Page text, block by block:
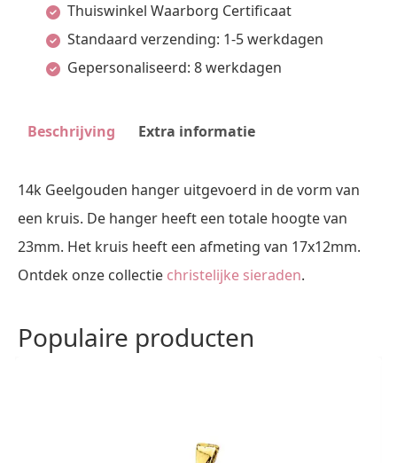
Geelgoud
aantal
Thuiswinkel Waarborg Certificaat
Standaard verzending: 1-5 werkdagen
Gepersonaliseerd: 8 werkdagen
Beschrijving Extra informatie
14k Geelgouden hanger uitgevoerd in de vorm van
een kruis. De hanger heeft een totale hoogte van
23mm. Het kruis heeft een afmeting van 17x12mm.
Ontdek onze collectie christelijke sieraden.
Populaire producten